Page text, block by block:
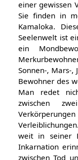
einer gewissen
Sie finden in
Kamaloka.
Seelenwelt ist
ein
Sonnen-, Mars-,
Bewohner des
Man redet
zwischen
weit in seiner
Inkarnation
zwischen Tod